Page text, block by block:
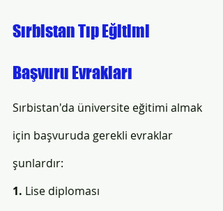
Sırbistan Tıp Eğitimi
Başvuru Evrakları
Sırbistan'da üniversite eğitimi almak
için başvuruda gerekli evraklar
şunlardır:
1. Lise diploması